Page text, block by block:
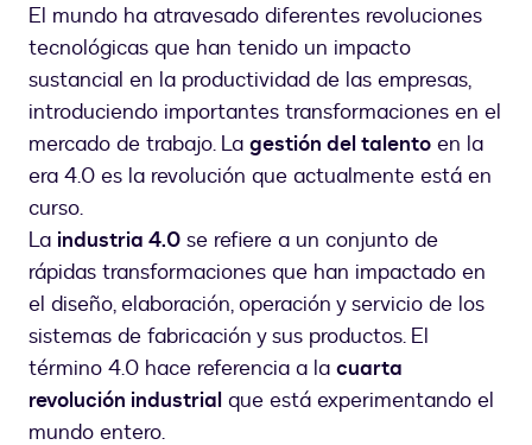
El mundo ha atravesado diferentes revoluciones
tecnológicas que han tenido un impacto
sustancial en la productividad de las empresas,
introduciendo importantes transformaciones en el
mercado de trabajo. La gestión del talento en la
era 4.0 es la revolución que actualmente está en
curso.
La industria 4.0 se refiere a un conjunto de
rápidas transformaciones que han impactado en
el diseño, elaboración, operación y servicio de los
sistemas de fabricación y sus productos. El
término 4.0 hace referencia a la cuarta
revolución industrial que está experimentando el
mundo entero.